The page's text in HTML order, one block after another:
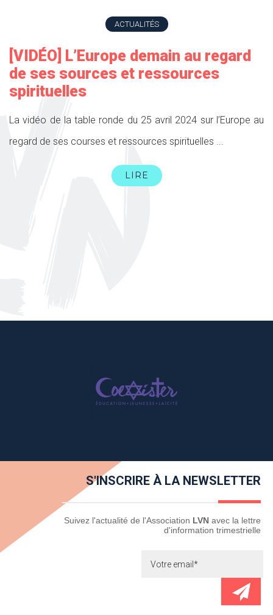
ACTUALITÉS
[VIDÉO] L’Europe demain au regard
de ses sources et ressources
spirituelles
La vidéo de la table ronde du 25 avril 2024 sur l’Europe au
regard de ses courses et ressources spirituelles ...
LIRE
S'INSCRIRE À LA NEWSLETTER
Newsletter Suivez l'actualité de l'Association LVN avec la lettre
d'information trimestrielle